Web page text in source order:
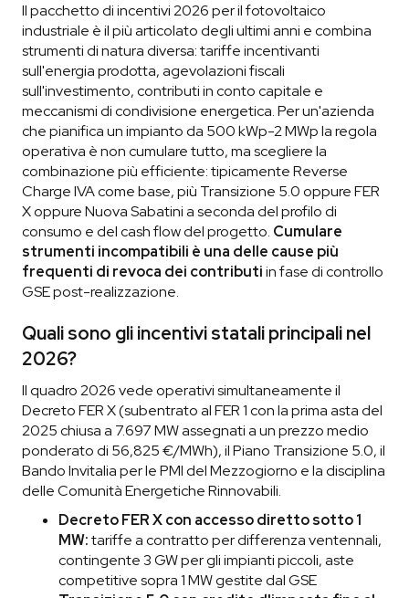
Il pacchetto di incentivi 2026 per il fotovoltaico
industriale è il più articolato degli ultimi anni e combina
strumenti di natura diversa: tariffe incentivanti
sull'energia prodotta, agevolazioni fiscali
sull'investimento, contributi in conto capitale e
meccanismi di condivisione energetica. Per un'azienda
che pianifica un impianto da 500 kWp-2 MWp la regola
operativa è non cumulare tutto, ma scegliere la
combinazione più efficiente: tipicamente Reverse
Charge IVA come base, più Transizione 5.0 oppure FER
X oppure Nuova Sabatini a seconda del profilo di
consumo e del cash flow del progetto. Cumulare
strumenti incompatibili è una delle cause più
frequenti di revoca dei contributiin fase di controllo
GSE post-realizzazione.
Quali sono gli incentivi statali principali nel
2026?
Il quadro 2026 vede operativi simultaneamente il
Decreto FER X (subentrato al FER 1 con la prima asta del
2025 chiusa a 7.697 MW assegnati a un prezzo medio
ponderato di 56,825 €/MWh), il Piano Transizione 5.0, il
Bando Invitalia per le PMI del Mezzogiorno e la disciplina
delle Comunità Energetiche Rinnovabili.
Decreto FER X con accesso diretto sotto 1
MW:tariffe a contratto per differenza ventennali,
contingente 3 GW per gli impianti piccoli, aste
competitive sopra 1 MW gestite dal GSE